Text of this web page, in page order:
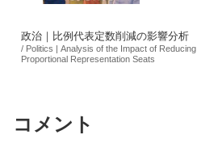
政治｜比例代表定数削減の影響分析
/ Politics | Analysis of the Impact of Reducing
Proportional Representation Seats
コメント